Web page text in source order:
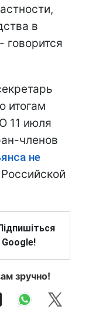
в
говорится
итогам
11 июля
членов
не
Российской
Google!
зручно!